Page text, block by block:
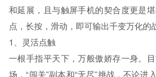
和延展，且与触屏手机的契合度更是
点，长按，滑动，即可输出千变万化的
1、灵活点触
一根手指平天下，万般傲娇存一身。
场，“闯关”副本和“无尽”挑战，不论进